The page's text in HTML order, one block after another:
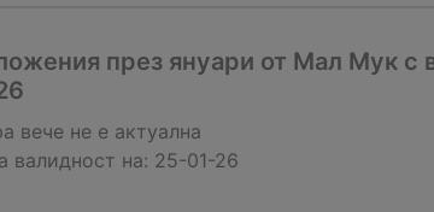
през януари от Мал Мук с
вече не е актуална
валидност на: 25-01-26